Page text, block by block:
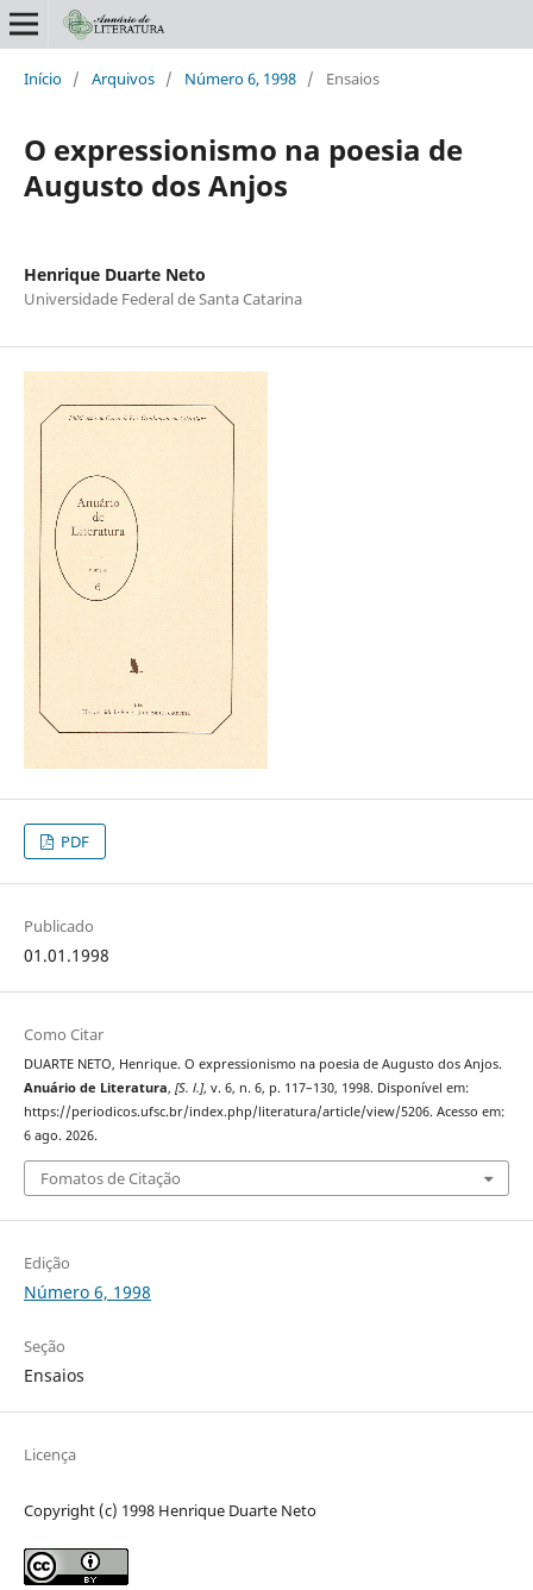
Início / Arquivos / Número 6, 1998 / Ensaios
O expressionismo na poesia de
Augusto dos Anjos
Henrique Duarte Neto
Universidade Federal de Santa Catarina
PDF
Publicado
01.01.1998
Como Citar
DUARTE NETO, Henrique. O expressionismo na poesia de Augusto dos Anjos.
Anuário de Literatura, [S. l.], v. 6, n. 6, p. 117–130, 1998. Disponível em:
https://periodicos.ufsc.br/index.php/literatura/article/view/5206. Acesso em:
6 ago. 2026.
Fomatos de Citação
Edição
Número 6, 1998
Seção
Ensaios
Licença
Copyright (c) 1998 Henrique Duarte Neto